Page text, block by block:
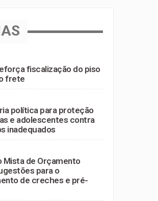
fiscalização do piso
frete
política para proteção
e adolescentes contra
inadequados
Mista de Orçamento
para o
de creches e pré-